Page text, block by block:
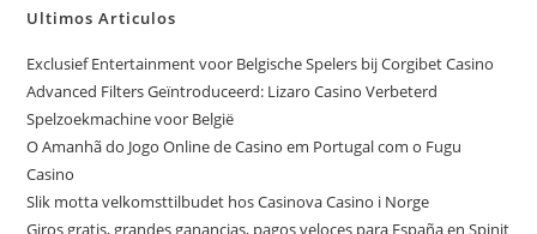
Ultimos Articulos
Exclusief Entertainment voor Belgische Spelers bij Corgibet Casino
Advanced Filters Geïntroduceerd: Lizaro Casino Verbeterd
Spelzoekmachine voor België
O Amanhã do Jogo Online de Casino em Portugal com o Fugu
Casino
Slik motta velkomsttilbudet hos Casinova Casino i Norge
Giros gratis, grandes ganancias, pagos veloces para España en Spinit